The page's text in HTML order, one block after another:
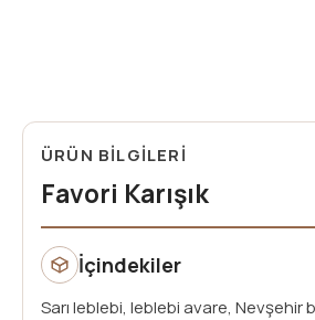
ÜRÜN BİLGİLERİ
Favori Karışık
İçindekiler
Sarı leblebi, leblebi avare, Nevşehir